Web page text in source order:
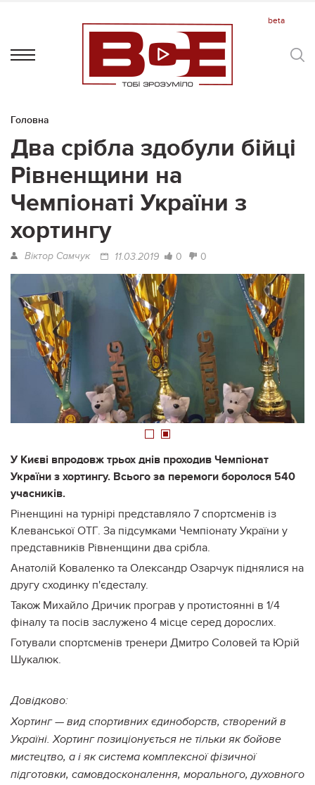
Головна
Два срібла здобули бійці
Рівненщини на
Чемпіонаті України з
хортингу
Віктор Самчук 11.03.2019 0 0
1 2
У Києві впродовж трьох днів проходив Чемпіонат
України з хортингу. Всього за перемоги боролося 540
учасників.
Ріненщині на турнірі представляло 7 спортсменів із
Клеванської ОТГ. За підсумками Чемпіонату України у
представників Рівненщини два срібла.
Анатолій Коваленко та Олександр Озарчук піднялися на
другу сходинку п'єдесталу.
Також Михайло Дричик програв у протистоянні в 1/4
фіналу та посів заслужено 4 місце серед дорослих.
Готували спортсменів тренери Дмитро Соловей та Юрій
Шукалюк.
Довідково:
Хортинг — вид спортивних єдиноборств, створений в
Україні. Хортинг позиціонується не тільки як бойове
мистецтво, а і як система комплексної фізичної
підготовки, самовдосконалення, морального, духовного